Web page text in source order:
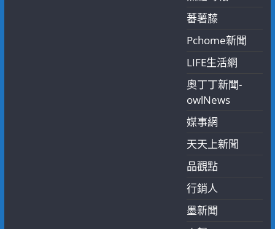
蕃薯藤
Pchome新聞
LIFE生活網
奧丁丁新聞-
owlNews
媒事網
天天上新聞
品觀點
行銷人
墨新聞